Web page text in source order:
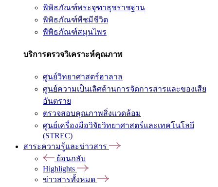
พิพิธภัณฑ์พระจุฑาธุชราชฐาน
พิพิธภัณฑ์พืชมีชีวิต
พิพิธภัณฑ์สมุนไพร
บริการตรวจวิเคราะห์คุณภาพ
ศูนย์วิทยาศาสตร์ฮาลาล
ศูนย์ความเป็นเลิศด้านการจัดการสารและของเสีย
อันตราย
ตรวจสอบคุณภาพสิ่งแวดล้อม
ศูนย์เครื่องมือวิจัยวิทยาศาสตร์และเทคโนโลยี
(STREC)
สาระความรู้และข่าวสาร
ย้อนกลับ
Highlights
ข่าวสารทั้งหมด